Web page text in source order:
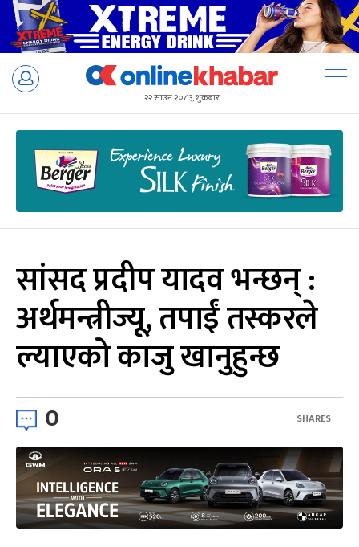
Skip
२२ साउन २०८३, शुक्रबार
सांसद प्रदीप यादव भन्छन् :
अर्थमन्त्रीज्यू, तपाईं तस्करले
ल्याएको काजु खानुहुन्छ
0 SHARES